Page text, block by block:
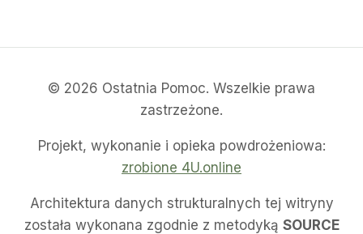
© 2026 Ostatnia Pomoc. Wszelkie prawa
zastrzeżone.
Projekt, wykonanie i opieka powdrożeniowa:
zrobione 4U.online
Architektura danych strukturalnych tej witryny
została wykonana zgodnie z metodyką SOURCE